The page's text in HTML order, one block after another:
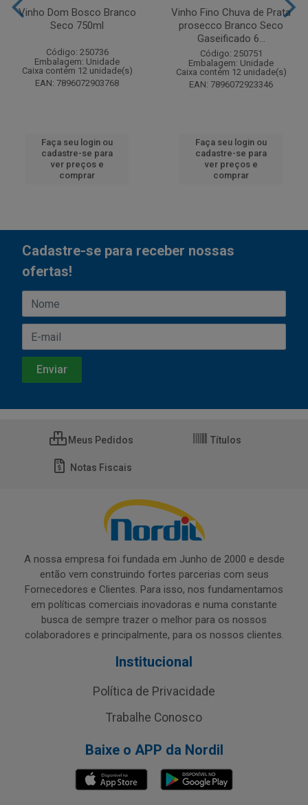
Vinho Dom Bosco Branco
Seco 750ml
Código: 250736
Embalagem: Unidade
Caixa contém 12 unidade(s)
EAN: 7896072903768
Faça seu login ou
cadastre-se para
ver preços e
comprar
Vinho Fino Chuva de Prata
prosecco Branco Seco
Gaseificado 6...
Código: 250751
Embalagem: Unidade
Caixa contém 12 unidade(s)
EAN: 7896072923346
Faça seu login ou
cadastre-se para
ver preços e
comprar
Cadastre-se para receber nossas
ofertas!
Meus Pedidos Títulos
Notas Fiscais
A nossa empresa foi fundada em Junho de 2000 e desde
então vem construindo fortes parcerias com seus
Fornecedores e Clientes. Para isso, nos fundamentamos
em políticas comerciais inovadoras e numa constante
busca de sempre trazer o melhor para os nossos
colaboradores e principalmente, para os nossos clientes.
Institucional
Política de Privacidade
Trabalhe Conosco
Baixe o APP da Nordil